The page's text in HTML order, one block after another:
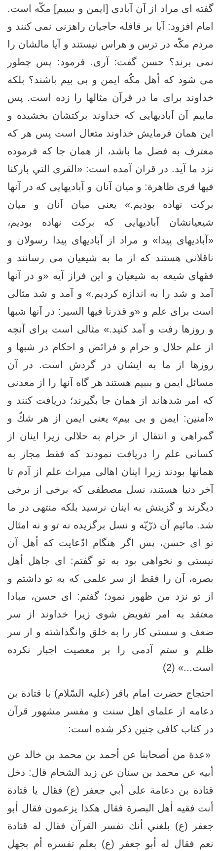
گفته ‏اى مراد از آن آبادى [ايمن و بى‏بيم‏] مكّه است.
امام افزود: آيا بر قافله حاجيان راهزنى نمى ‏كنند و
مردم مكّه در ترس و هراس نيستند و آيا مالشان را
نمى ‏برند؟ حسن گفت: آرى. فرمود: پس چطور
مى ‏شود كه أهل مكّه ايمن و بى ‏بيم باشند؟ بلكه
خداوند براى ما در قرآن مثالها را زده است. پس
مایيم آن آباديهايى كه خداوند بركتشان بخشيده و
اين همان فرمايش خداوند متعال است پس هر كه
معترف به فضل ما باشد، از همان جا كه فرموده
نزد ما آيد. در قران آمده است: «القرى التي باركنا
فيها قرى ظاهرة: و ميان آنان و آباديهايى كه در آنها
بركت نهاده بوديم.» يعنى ميان آنان و ميان
شيعيانشان آباديهايى كه بركت نهاده بوديم،
«آباديهاى پيدا» و مراد از آباديهاى پيدا رسولان و
ناقلانى هستند كه از ما به شيعيان مى ‏رسانند و
فقهاى شيعه به شيعيان و اين فراز آيه «و در آنها
آمد و شد را به اندازه كرديم.» و آمد و شد مثالى
است براى علم و «و قدرنا فيها السير: در آنها شبها
و روزها رفت و آمد كنيد.» مثالى است براى آنچه
از علم حلال و حرام و فرائض و احكام در شبها و
روزها از ما به ايشان در گردش است. در آن
مسائل ايمن و بى‏بيم هستند هر گاه آنها را از معدنى
كه امر شده‏اند از همان جا بگيرند؛ دريافت كنند و
«آمنين: ايمن و بى ‏بيم» يعنى ايمن از هر شكّ و
گمراهى و انتقال از حرام به حلالى زيرا اينان از
كسانى علم را دريافت نمودند كه فقط مجاز به
همانها بودند زيرا اينان اهالى ميراث علم از آدم تا
آخر دنيا هستند، نسل مصطفى كه برخى از برخى
ديگرند و گزينش به اينان نرسيد بلكه منتهى در ما
شد. مائيم آن ذرّيّه و نسل برگزيده نه تو و نه امثال
تو اى حسن، پس اگر هنگام ادّعايت كه أهل آن
نيستى و نخواهى بود به تو گفتم: اى جاهل أهل
بصره، آن را فقط از سر علمى كه به تو داشتم و
از تو نزد من ظهور نمود؛ گفتم: اى حسن، مبادا
معتقد به امر تفويض شوى زيرا خداوند از سر
ضعف و سستى كار را به خلق وانگذاشته و از سر
ظلم و ستم آدمى را بر معصيت اجبار نكرده
است...» (2)
احتجاج حضرت امام باقر (علیه السّلام) با قتادة بن
دعامه از علماى اهل سنت و مفسر مشهور قرآن
در کتاب کافی چنین ذکر شده است:
«عدة من أصحابنا عن أحمد بن محمد بن خالد عن
أبيه عن محمد بن سنان عن زيد الشحام قال: دخل
قتادة بن دعامة على أبي جعفر (ع) فقال يا قتادة
أنت فقيه أهل البصرة فقال هكذا يزعمون فقال أبو
جعفر (ع) بلغني أنك تفسر القرآن فقال له قتادة
نعم فقال له أبو جعفر (ع) بعلم تفسره أم بجهل